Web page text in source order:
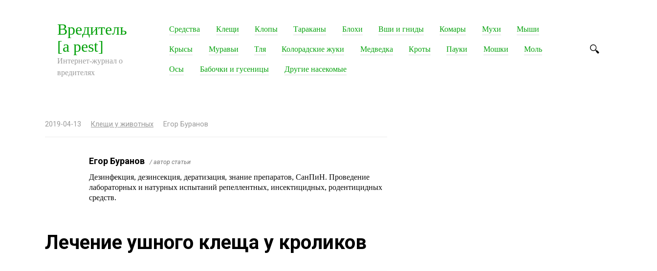
Вредитель
[a pest]
Интернет-журнал о
вредителях
Средства Клещи Клопы Тараканы Блохи Вши и гниды Комары Мухи Мыши
Крысы Муравьи Тля Колорадские жуки Медведка Кроты Пауки Мошки Моль
Осы Бабочки и гусеницы Другие насекомые
2019-04-13 Клещи у животных Егор Буранов
Егор Буранов / автор статьи
Дезинфекция, дезинсекция, дератизация, знание препаратов, СанПиН. Проведение
лабораторных и натурных испытаний репеллентных, инсектицидных, родентицидных
средств.
Лечение ушного клеща у кроликов